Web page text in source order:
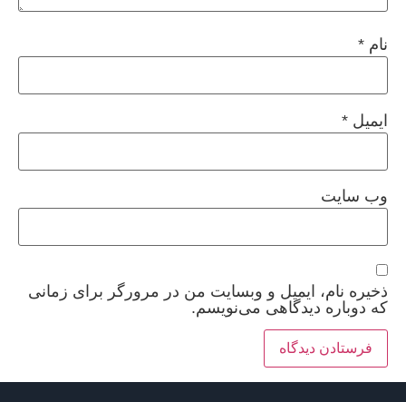
نام *
ایمیل *
وب‌ سایت
ذخیره نام، ایمیل و وبسایت من در مرورگر برای زمانی
که دوباره دیدگاهی می‌نویسم.